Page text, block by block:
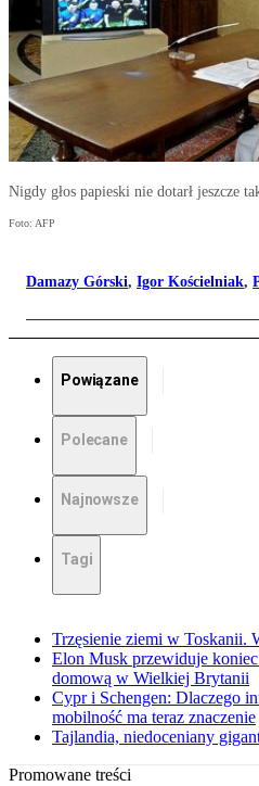
Nigdy głos papieski nie dotarł jeszcze
Foto: AFP
Damazy Górski, Igor Kościelniak,
Powiązane
Polecane
Najnowsze
Tagi
Trzęsienie ziemi w Toskanii.
Elon Musk przewiduje
domową w Wielkiej Brytanii
Cypr i Schengen: Dlaczego
mobilność ma teraz znaczenie
Tajlandia, niedoceniany
Promowane treści